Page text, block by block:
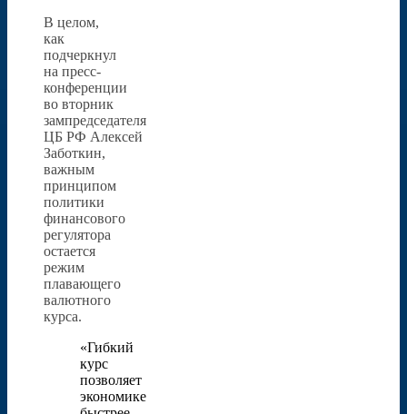
В целом,
как
подчеркнул
на пресс-
конференции
во вторник
зампредседателя
ЦБ РФ Алексей
Заботкин,
важным
принципом
политики
финансового
регулятора
остается
режим
плавающего
валютного
курса.
«Гибкий
курс
позволяет
экономике